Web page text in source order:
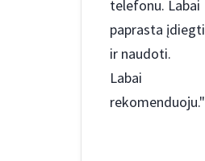
telefonu. Labai
paprasta įdiegti
ir naudoti.
Labai
rekomenduoju."